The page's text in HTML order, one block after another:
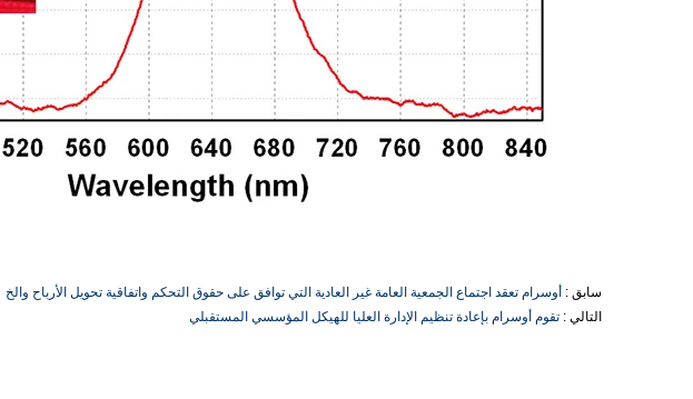
سابق : أوسرام تعقد اجتماع الجمعية العامة غير العادية التي توافق على حقوق التحكم واتفاقية تحويل الأرباح والخ
التالي : تقوم أوسرام بإعادة تنظيم الإدارة العليا للهيكل المؤسسي المستقبلي